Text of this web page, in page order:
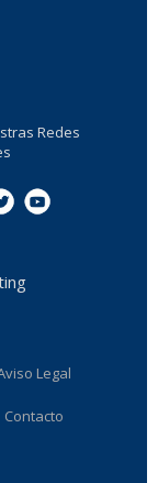
Redes
Legal
Contacto